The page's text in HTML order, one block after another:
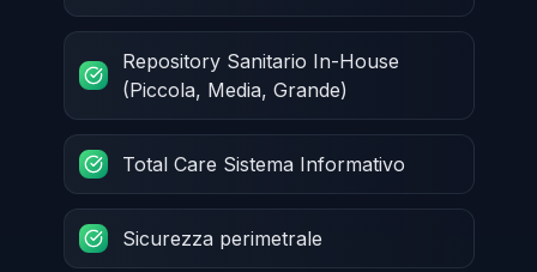
Repository Sanitario In-House
(Piccola, Media, Grande)
Total Care Sistema Informativo
Sicurezza perimetrale